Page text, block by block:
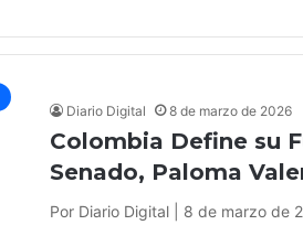
Diario Digital 8 de marzo de 2026
Colombia Define su
Senado, Paloma
Por Diario Digital | 8 de marzo de